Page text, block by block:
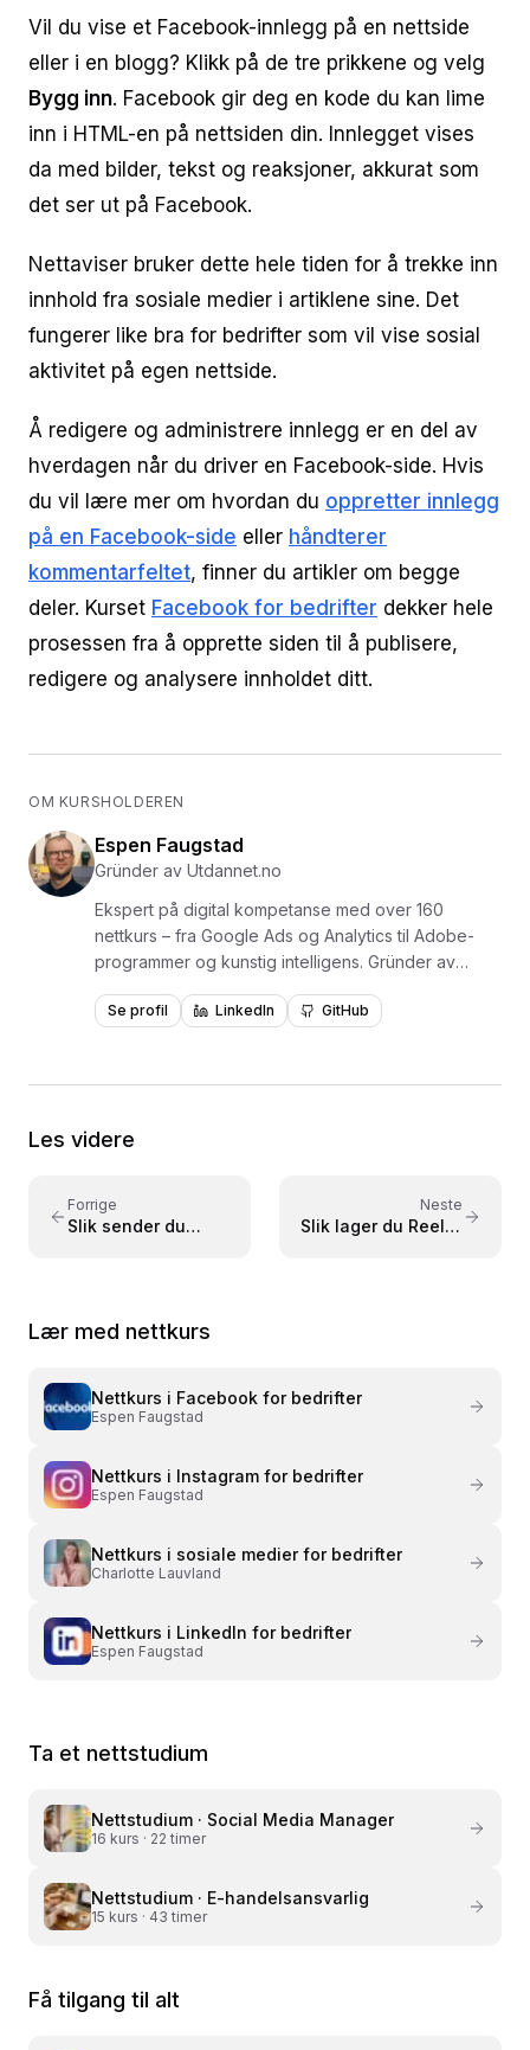
Vil du vise et Facebook-innlegg på en nettside
eller i en blogg? Klikk på de tre prikkene og velg
Bygg inn. Facebook gir deg en kode du kan lime
inn i HTML-en på nettsiden din. Innlegget vises
da med bilder, tekst og reaksjoner, akkurat som
det ser ut på Facebook.
Nettaviser bruker dette hele tiden for å trekke inn
innhold fra sosiale medier i artiklene sine. Det
fungerer like bra for bedrifter som vil vise sosial
aktivitet på egen nettside.
Å redigere og administrere innlegg er en del av
hverdagen når du driver en Facebook-side. Hvis
du vil lære mer om hvordan du oppretter innlegg
på en Facebook-side eller håndterer
kommentarfeltet, finner du artikler om begge
deler. Kurset Facebook for bedrifter dekker hele
prosessen fra å opprette siden til å publisere,
redigere og analysere innholdet ditt.
OM KURSHOLDEREN
Espen Faugstad
Gründer av Utdannet.no
Ekspert på digital kompetanse med over 160
nettkurs – fra Google Ads og Analytics til Adobe-
programmer og kunstig intelligens. Gründer av
formidlere av digital læring, med over 1,5 millioner
Media og Adresseavisen. Forfatter av læreboken
2015. Kursene er bygget på praktisk læring med
og viderekomne.
Se profil LinkedIn GitHub
Les videre
Forrige
Slik sender du
Neste
Slik lager du Reels-
Lær med nettkurs
Nettkurs i Facebook for bedrifter
Espen Faugstad
Nettkurs i Instagram for bedrifter
Espen Faugstad
Nettkurs i sosiale medier for bedrifter
Charlotte Lauvland
Nettkurs i LinkedIn for bedrifter
Espen Faugstad
Ta et nettstudium
Nettstudium · Social Media Manager
16 kurs · 22 timer
Nettstudium · E-handelsansvarlig
15 kurs · 43 timer
Få tilgang til alt